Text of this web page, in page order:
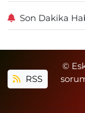
Son Dakika
RSS
©